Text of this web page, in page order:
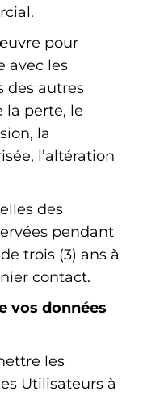
pour
avec les
des autres
la perte, le
la
l’altération
des
pendant
trois (3) ans à
contact.
vos données
les
Utilisateurs à